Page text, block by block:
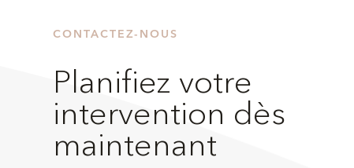
CONTACTEZ-NOUS
Planifiez votre
intervention dès
maintenant